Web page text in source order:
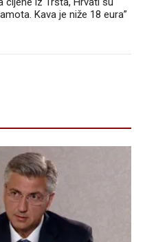
Kava je niže 18 eura”